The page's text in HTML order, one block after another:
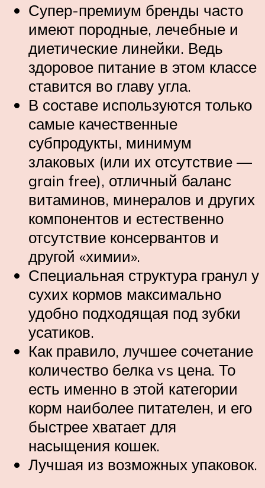
Супер-премиум бренды часто
имеют породные, лечебные и
диетические линейки. Ведь
здоровое питание в этом классе
ставится во главу угла.
В составе используются только
самые качественные
субпродукты, минимум
злаковых (или их отсутствие —
grain free), отличный баланс
витаминов, минералов и других
компонентов и естественно
отсутствие консервантов и
другой «химии».
Специальная структура гранул у
сухих кормов максимально
удобно подходящая под зубки
усатиков.
Как правило, лучшее сочетание
количество белка vs цена. То
есть именно в этой категории
корм наиболее питателен, и его
быстрее хватает для
насыщения кошек.
Лучшая из возможных упаковок.